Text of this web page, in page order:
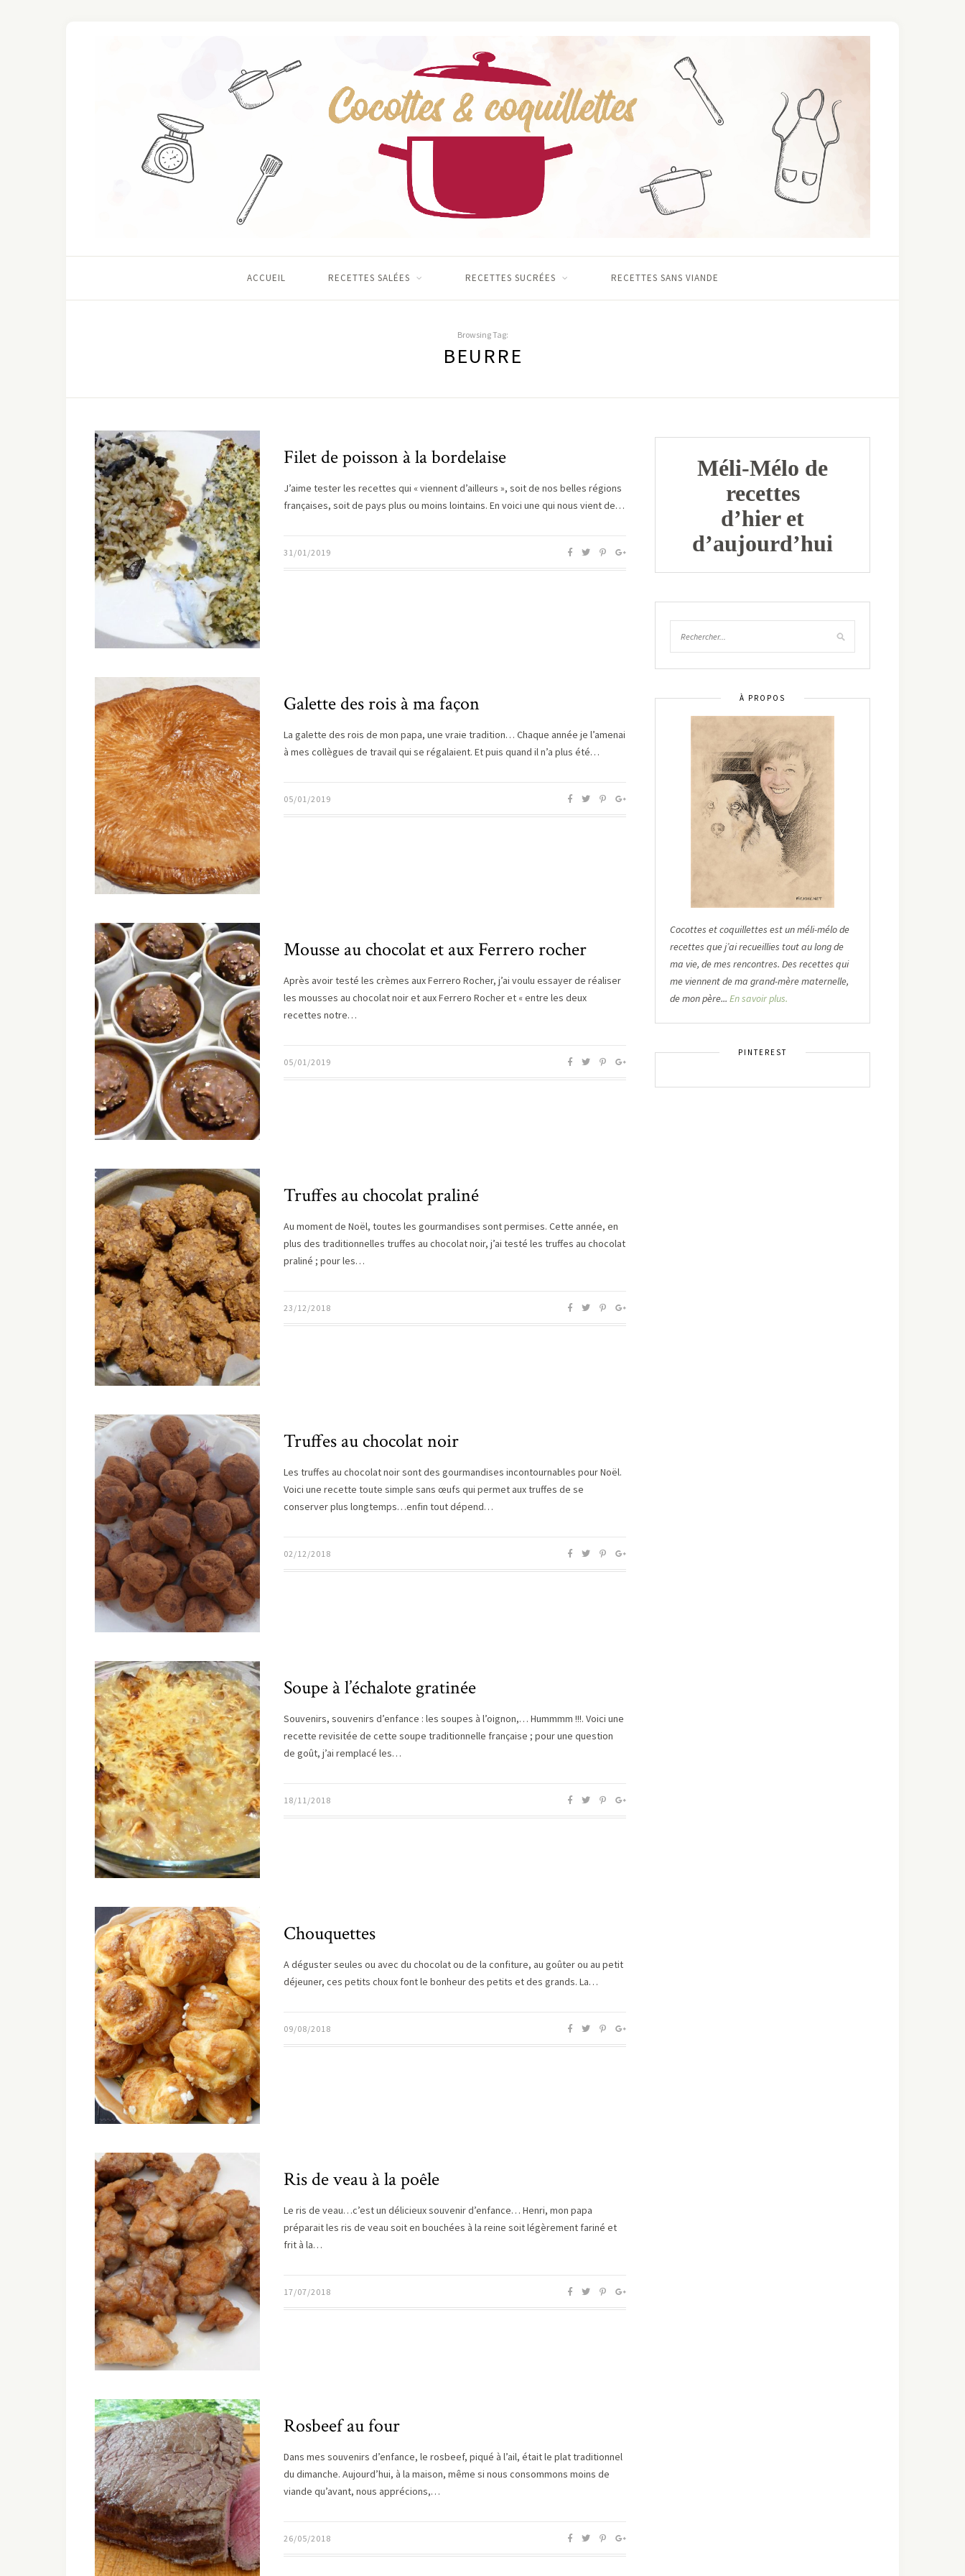
ACCUEIL RECETTES SALÉES RECETTES SUCRÉES RECETTES SANS VIANDE
Browsing Tag:
BEURRE
Filet de poisson à la bordelaise
J’aime tester les recettes qui « viennent d’ailleurs », soit de nos belles régions
françaises, soit de pays plus ou moins lointains. En voici une qui nous vient de…
31/01/2019
Galette des rois à ma façon
La galette des rois de mon papa, une vraie tradition… Chaque année je l’amenai
à mes collègues de travail qui se régalaient. Et puis quand il n’a plus été…
05/01/2019
Mousse au chocolat et aux Ferrero rocher
Après avoir testé les crèmes aux Ferrero Rocher, j’ai voulu essayer de réaliser
les mousses au chocolat noir et aux Ferrero Rocher et « entre les deux
recettes notre…
05/01/2019
Truffes au chocolat praliné
Au moment de Noël, toutes les gourmandises sont permises. Cette année, en
plus des traditionnelles truffes au chocolat noir, j’ai testé les truffes au chocolat
praliné ; pour les…
23/12/2018
Truffes au chocolat noir
Les truffes au chocolat noir sont des gourmandises incontournables pour Noël.
Voici une recette toute simple sans œufs qui permet aux truffes de se
conserver plus longtemps…enfin tout dépend…
02/12/2018
Soupe à l’échalote gratinée
Souvenirs, souvenirs d’enfance : les soupes à l’oignon,… Hummmm !!!. Voici une
recette revisitée de cette soupe traditionnelle française ; pour une question
de goût, j’ai remplacé les…
18/11/2018
Chouquettes
A déguster seules ou avec du chocolat ou de la confiture, au goûter ou au petit
déjeuner, ces petits choux font le bonheur des petits et des grands. La…
09/08/2018
Ris de veau à la poêle
Le ris de veau…c’est un délicieux souvenir d’enfance… Henri, mon papa
préparait les ris de veau soit en bouchées à la reine soit légèrement fariné et
frit à la…
17/07/2018
Rosbeef au four
Dans mes souvenirs d’enfance, le rosbeef, piqué à l’ail, était le plat traditionnel
du dimanche. Aujourd’hui, à la maison, même si nous consommons moins de
viande qu’avant, nous apprécions,…
26/05/2018
Méli-Mélo de
recettes
d’hier et
d’aujourd’hui
À PROPOS
Cocottes et coquillettes est un méli-mélo de
recettes que j’ai recueillies tout au long de
ma vie, de mes rencontres. Des recettes qui
me viennent de ma grand-mère maternelle,
de mon père... En savoir plus.
PINTEREST